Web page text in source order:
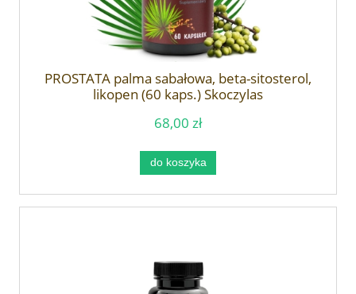
PROSTATA palma sabałowa, beta-sitosterol,
likopen (60 kaps.) Skoczylas
68,00 zł
do koszyka